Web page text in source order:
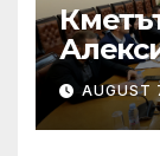
AUGUST